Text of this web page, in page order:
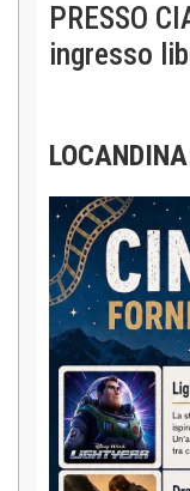
PRESSO
ingresso